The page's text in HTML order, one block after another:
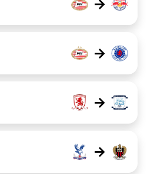
→
→
→